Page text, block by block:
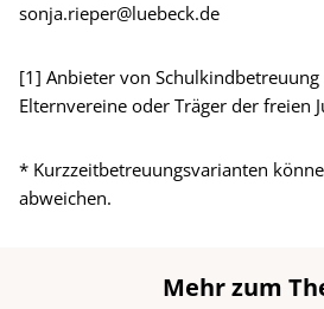
sonja.rieper@luebeck.de
[1] Anbieter von Schulkindbetreuung
Elternvereine oder Träger der freien
* Kurzzeitbetreuungsvarianten
abweichen.
Mehr zum